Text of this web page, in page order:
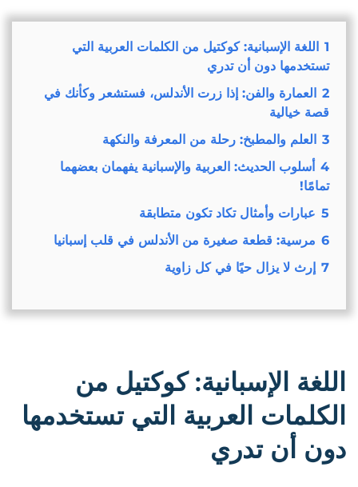
اللغة الإسبانية: كوكتيل من الكلمات العربية التي
تستخدمها دون أن تدري
2
العمارة والفن: إذا زرت الأندلس، فستشعر وكأنك في
قصة خيالية
3
العلم والمطبخ: رحلة من المعرفة والنكهة
4
أسلوب الحديث: العربية والإسبانية يفهمان بعضهما
تمامًا!
5
عبارات وأمثال تكاد تكون متطابقة
6
مرسية: قطعة صغيرة من الأندلس في قلب إسبانيا
7
إرث لا يزال حيًا في كل زاوية
اللغة الإسبانية: كوكتيل من
الكلمات العربية التي تستخدمها
دون أن تدري